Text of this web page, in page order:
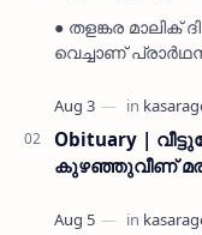
● തളങ്കര
വെച്ചാണ്
നൽകി കാസ…
Obituary |
കുഴഞ്ഞുവീണ്